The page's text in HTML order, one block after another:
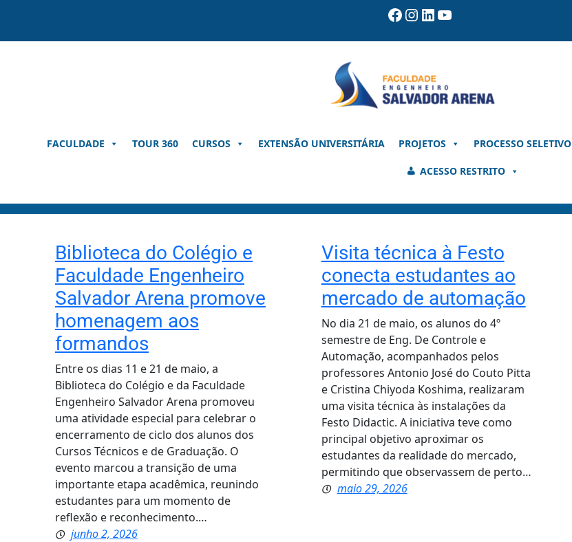
o
Facebook
Instagram
LinkedIn
Youtube
FACULDADE TOUR 360 CURSOS EXTENSÃO UNIVERSITÁRIA PROJETOS PROCESSO SELETIVO
ACESSO RESTRITO
Biblioteca do Colégio e
Faculdade Engenheiro
Salvador Arena promove
homenagem aos
formandos
Entre os dias 11 e 21 de maio, a
Biblioteca do Colégio e da Faculdade
Engenheiro Salvador Arena promoveu
uma atividade especial para celebrar o
encerramento de ciclo dos alunos dos
Cursos Técnicos e de Graduação. O
evento marcou a transição de uma
importante etapa acadêmica, reunindo
estudantes para um momento de
reflexão e reconhecimento.…
junho 2, 2026
Visita técnica à Festo
conecta estudantes ao
mercado de automação
No dia 21 de maio, os alunos do 4º
semestre de Eng. De Controle e
Automação, acompanhados pelos
professores Antonio José do Couto Pitta
e Cristina Chiyoda Koshima, realizaram
uma visita técnica às instalações da
Festo Didactic. A iniciativa teve como
principal objetivo aproximar os
estudantes da realidade do mercado,
permitindo que observassem de perto…
maio 29, 2026